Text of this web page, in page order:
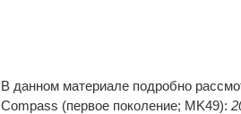
В данном материале подробно
Compass (первое поколение; MK49):